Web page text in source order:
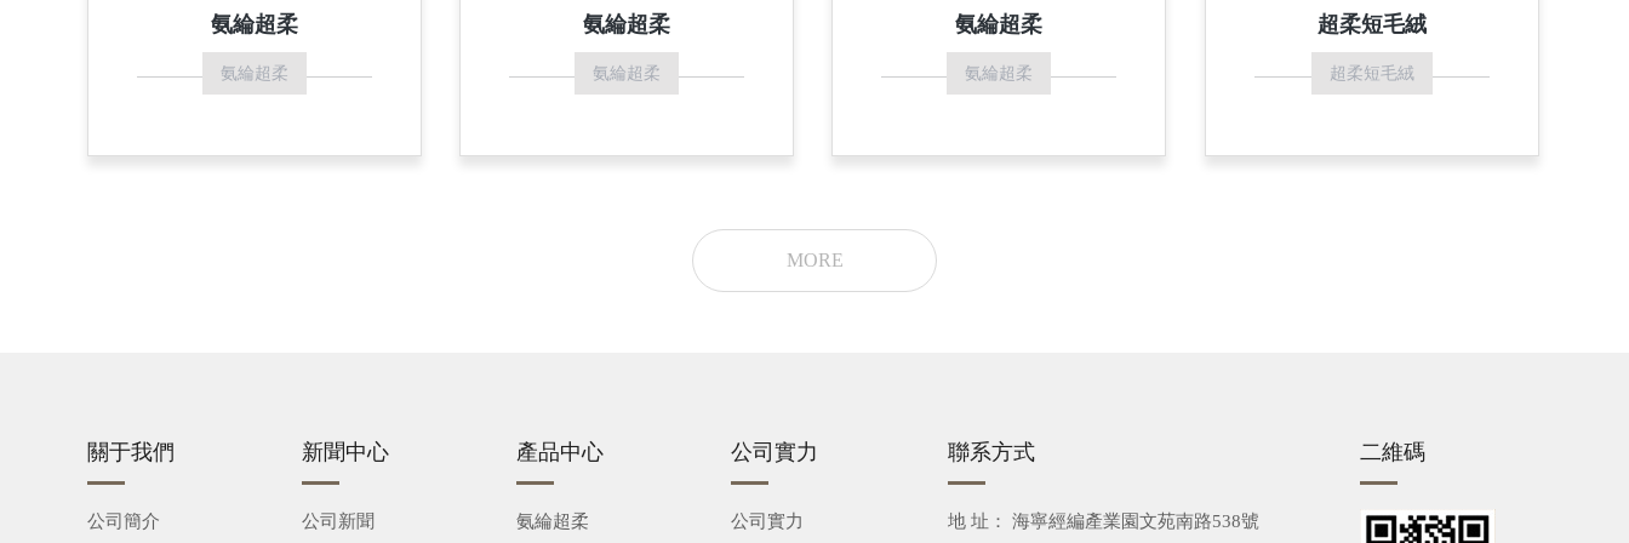
氨綸超柔
氨綸超柔
氨綸超柔
氨綸超柔
氨綸超柔
氨綸超柔
超柔短毛絨
超柔短毛絨
MORE
關于我們
公司簡介
新聞中心
公司新聞
產品中心
氨綸超柔
公司實力
公司實力
聯系方式
地 址： 海寧經編產業園文苑南路538號
二維碼